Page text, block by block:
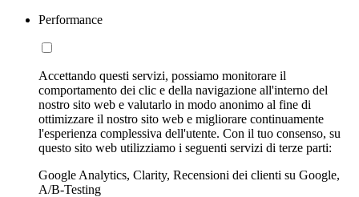
Performance
Accettando questi servizi, possiamo monitorare il
comportamento dei clic e della navigazione all'interno del
nostro sito web e valutarlo in modo anonimo al fine di
ottimizzare il nostro sito web e migliorare continuamente
l'esperienza complessiva dell'utente. Con il tuo consenso, su
questo sito web utilizziamo i seguenti servizi di terze parti:
Google Analytics, Clarity, Recensioni dei clienti su Google,
A/B-Testing